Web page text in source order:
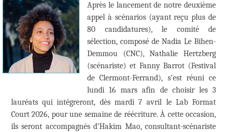
Après le lancement de notre deuxième
appel à scénarios (ayant reçu plus de
80 candidatures), le comité de
sélection, composé de Nadia Le Bihen-
Demmou (CNC), Nathalie Hertzberg
(scénariste) et Fanny Barrot (Festival
de Clermont-Ferrand), s’est réuni ce
lundi 16 mars afin de choisir les 3
lauréats qui intégreront, dès mardi 7 avril le Lab Format
Court 2026, pour une semaine de réécriture. À cette occasion,
ils seront accompagnés d’Hakim Mao, consultant-scénariste